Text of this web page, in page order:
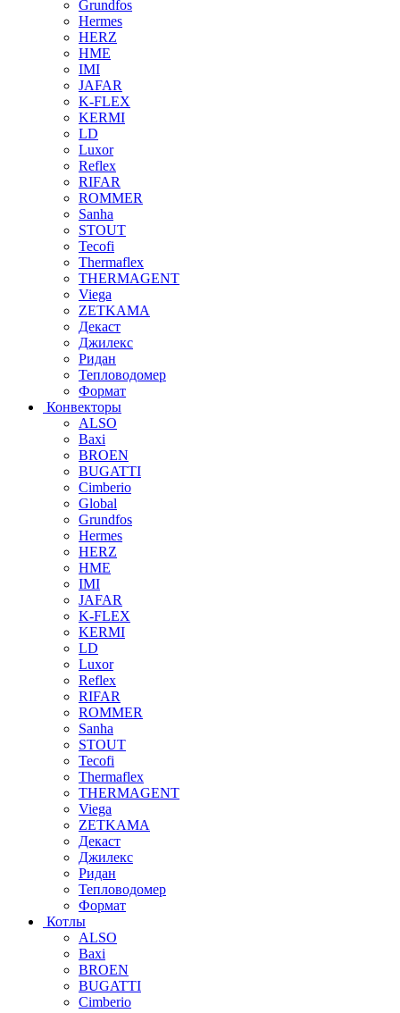
Grundfos
Hermes
HERZ
HME
IMI
JAFAR
K-FLEX
KERMI
LD
Luxor
Reflex
RIFAR
ROMMER
Sanha
STOUT
Tecofi
Thermaflex
THERMAGENT
Viega
ZETKAMA
Декаст
Джилекс
Ридан
Тепловодомер
Формат
Конвекторы
ALSO
Baxi
BROEN
BUGATTI
Cimberio
Global
Grundfos
Hermes
HERZ
HME
IMI
JAFAR
K-FLEX
KERMI
LD
Luxor
Reflex
RIFAR
ROMMER
Sanha
STOUT
Tecofi
Thermaflex
THERMAGENT
Viega
ZETKAMA
Декаст
Джилекс
Ридан
Тепловодомер
Формат
Котлы
ALSO
Baxi
BROEN
BUGATTI
Cimberio